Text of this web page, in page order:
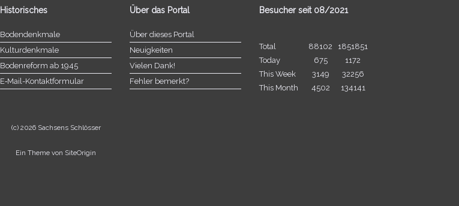
Historisches
Bodendenkmale
Kulturdenkmale
Bodenreform ab 1945
E‑Mail-​​Kontaktformular
Über das Portal
Über dieses Portal
Neuigkeiten
Vielen Dank!
Fehler bemerkt?
Besucher seit 08/​2021
Total 88102
1851851
Today
675
1172
This Week
3149
32256
This Month
4502 134141
(c) 2026 Sachsens Schlösser
Ein Theme von SiteOrigin